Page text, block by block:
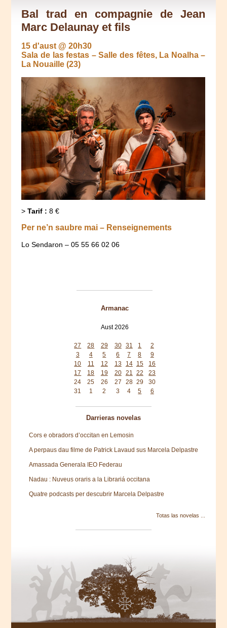
Bal trad en compagnie de Jean
Marc Delaunay et fils
15 d'aust @ 20h30
Sala de las festas – Salle des fêtes, La Noalha –
La Nouaille (23)
>Tarif : 8 €
Per ne’n saubre mai – Renseignements
Lo Sendaron – 05 55 66 02 06
Armanac
Aust 2026
27
28 29 30 31 1
2
3
4 5 6 7 8
9
10
11 12 13 14 15
16
17
18 19 20 21 22
23
24
25 26 27 28 29
30
31
1 2 3 4 5 6
Darrieras novelas
Cors e obradors d’occitan en Lemosin
A perpaus dau filme de Patrick Lavaud sus Marcela Delpastre
Amassada Generala IEO Federau
Nadau : Nuveus oraris a la Librariá occitana
Quatre podcasts per descubrir Marcela Delpastre
Totas las novelas ...